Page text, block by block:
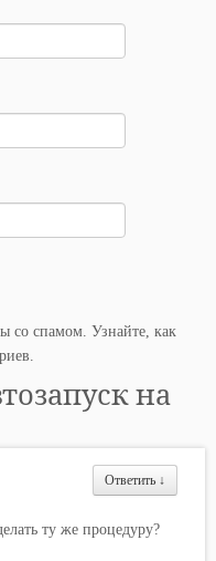
со спамом. Узнайте, как
на
Ответить ↓
ту же процедуру?